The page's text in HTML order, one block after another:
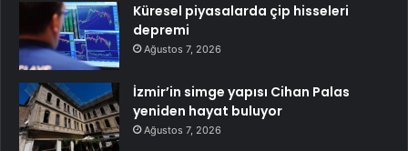
Küresel piyasalarda çip hisseleri
depremi
Ağustos 7, 2026
İzmir’in simge yapısı Cihan Palas
yeniden hayat buluyor
Ağustos 7, 2026